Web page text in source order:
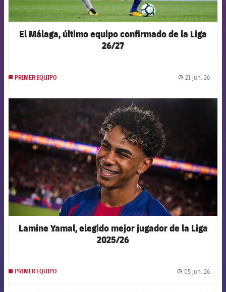
El Málaga, último equipo confirmado de la Liga
26/27
PRIMER EQUIPO 21 jun. 26
FCB Barcelona badge
Lamine Yamal, elegido mejor jugador de la Liga
2025/26
PRIMER EQUIPO 05 jun. 26